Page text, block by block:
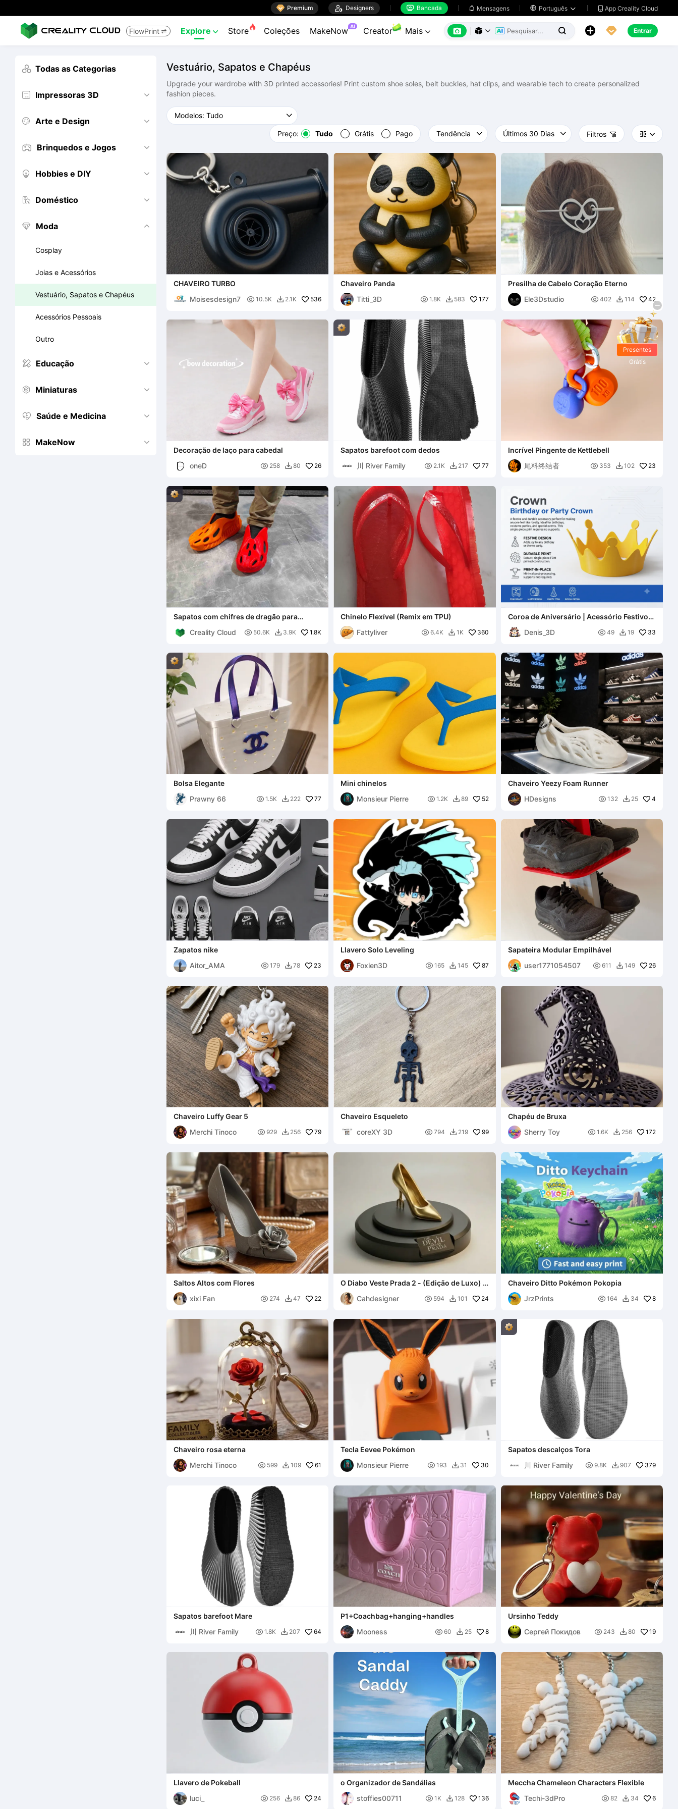
 Premium  Designers  Bancada  Mensagens  Português   App Creality Cloud
FlowPrint  Explore  Store Coleções MakeNow AI Creator Mais        Entrar
 Todas as Categorias
 Impressoras 3D 
 Arte e Design 
 Brinquedos e Jogos 
 Hobbies e DIY 
 Doméstico 
 Moda 
Cosplay
Joias e Acessórios
Vestuário, Sapatos e Chapéus
Acessórios Pessoais
Outro
 Educação 
 Miniaturas 
 Saúde e Medicina 
 MakeNow 
Vestuário, Sapatos e Chapéus
Upgrade your wardrobe with 3D printed accessories! Print custom shoe soles, belt buckles, hat clips, and wearable tech to create personalized
fashion pieces.
Preço: Tudo Grátis Pago Filtros   
CHAVEIRO TURBO
Moisesdesign7
 10.5K  2.1K 536
Chaveiro Panda
Titti_3D
 1.8K  583 177
Presilha de Cabelo Coração Eterno
Ele3Dstudio
 402  114 42
Decoração de laço para cabedal
oneD
 258  80 26
Sapatos barefoot com dedos
川 River Family
 2.1K  217 77
Incrível Pingente de Kettlebell
尾料终结者
 353  102 23
Sapatos com chifres de dragão para
Creality Cloud
 50.6K  3.9K 1.8K
Chinelo Flexível (Remix em TPU)
Fattyliver
 6.4K  1K 360
Coroa de Aniversário | Acessório Festivo
Denis_3D
 49  19 33
Bolsa Elegante
Prawny 66
 1.5K  222 77
Mini chinelos
Monsieur Pierre
 1.2K  89 52
Chaveiro Yeezy Foam Runner
HDesigns
 132  25 4
Zapatos nike
Aitor_AMA
 179  78 23
Llavero Solo Leveling
Foxien3D
 165  145 87
Sapateira Modular Empilhável
user1771054507
 611  149 26
Chaveiro Luffy Gear 5
Merchi Tinoco
 929  256 79
Chaveiro Esqueleto
coreXY 3D
 794  219 99
Chapéu de Bruxa
Sherry Toy
 1.6K  256 172
Saltos Altos com Flores
xixi Fan
 274  47 22
O Diabo Veste Prada 2 - (Edição de Luxo) -
Escultura de Salto
Cahdesigner
 594  101 24
Chaveiro Ditto Pokémon Pokopia
JrzPrints
 164  34 8
Chaveiro rosa eterna
Merchi Tinoco
 599  109 61
Tecla Eevee Pokémon
Monsieur Pierre
 193  31 30
Sapatos descalços Tora
川 River Family
 9.8K  907 379
Sapatos barefoot Mare
川 River Family
 1.8K  207 64
P1+Coachbag+hanging+handles
Mooness
 60  25 8
Ursinho Teddy
Сергей Покидов
 243  80 19
Llavero de Pokeball
luci_
 256  86 24
o Organizador de Sandálias
stoffies00711
 1K  128 136
Meccha Chameleon Characters Flexible
Techi-3dPro
 82  34 6
Presentes
Grátis